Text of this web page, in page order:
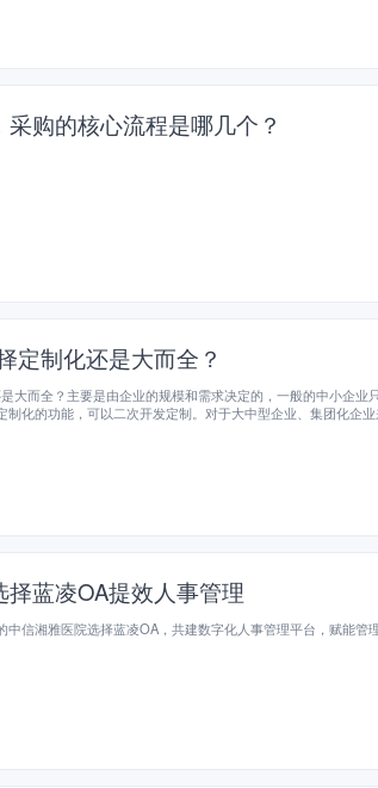
购的核心流程是哪几个？
定制化还是大而全？
大而全？主要是由企业的规模和需求决定的，一般的中小企业
制化的功能，可以二次开发定制。对于大中型企业、集团化企业
蓝凌OA提效人事管理
中信湘雅医院选择蓝凌OA，共建数字化人事管理平台，赋能管